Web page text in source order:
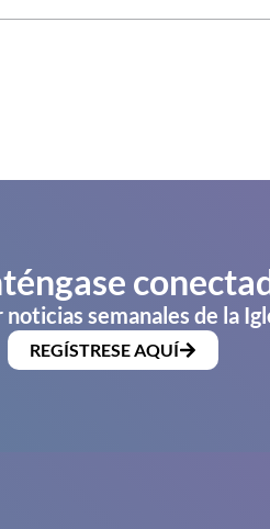
semanales de la
REGÍSTRESE AQUÍ